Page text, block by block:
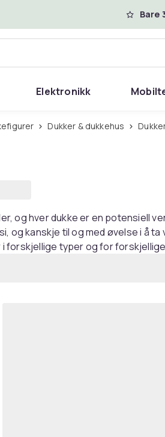
Bare
Elektronikk
Dukker & dukkehus
og hver dukke er en potensiell
og kanskje til og med øvelse i å ta
forskjellige typer og for